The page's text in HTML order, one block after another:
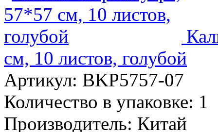
см, 10 листов, голубой
Артикул: BKP5757-07
Количество в упаковке: 1
Производитель: Китай